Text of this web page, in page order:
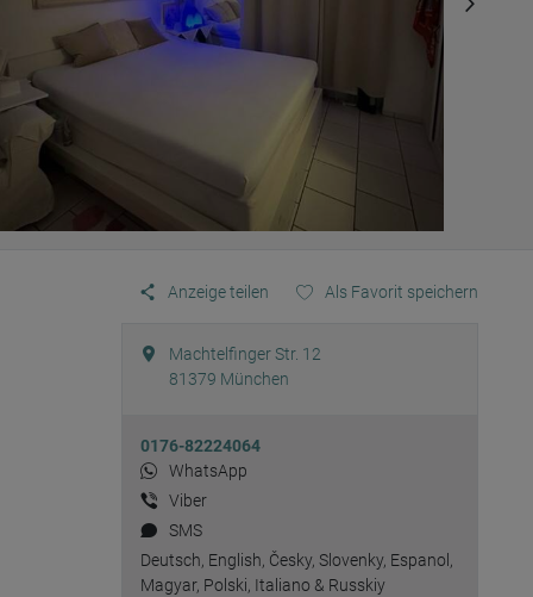
Anzeige teilen Als Favorit speichern
Machtelfinger Str. 12
81379 München
0176-82224064
WhatsApp
Viber
SMS
Deutsch, English, Česky, Slovenky, Espanol,
Magyar, Polski, Italiano & Russkiy